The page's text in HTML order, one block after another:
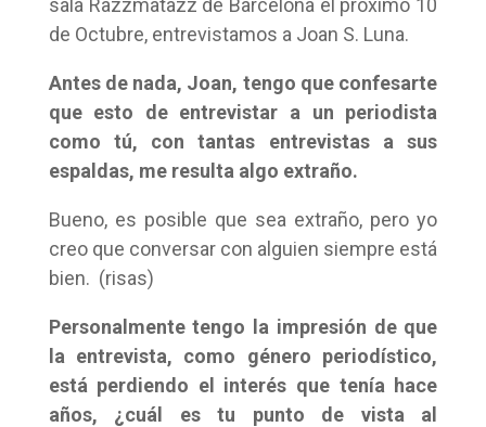
sala Razzmatazz de Barcelona el próximo 10
de Octubre, entrevistamos a Joan S. Luna.
Antes de nada, Joan, tengo que confesarte
que esto de entrevistar a un periodista
como tú, con tantas entrevistas a sus
espaldas, me resulta algo extraño.
Bueno, es posible que sea extraño, pero yo
creo que conversar con alguien siempre está
bien. (risas)
Personalmente tengo la impresión de que
la entrevista, como género periodístico,
está perdiendo el interés que tenía hace
años, ¿cuál es tu punto de vista al